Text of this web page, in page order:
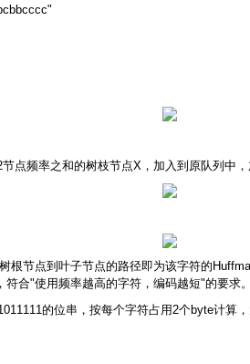
点频率之和的树枝节点X，加入到原队列中
根节点到叶子节点的路径即为该字符的
合"使用频率越高的字符，编码越短"的要求
的位串，按每个字符占用2个byte计算